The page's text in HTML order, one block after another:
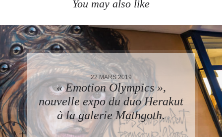
You may also like
22 MARS 2019
« Emotion Olympics »,
nouvelle expo du duo Herakut
à la galerie Mathgoth.